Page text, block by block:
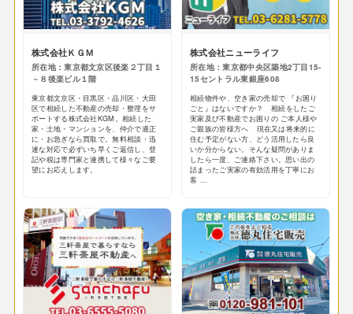
株式会社ＫＧＭ
所在地：東京都文京区後楽２丁目１
－８後楽ビル１階
東京都文京区・目黒区・品川区・大田
区で相続した不動産の売却・整理をサ
ポートする株式会社KGM。相続した
家・土地・マンションを、仲介で適正
に・お急ぎなら買取で。無料相談・迅
速な対応で必ずいち早くご返信し、登
記や税は専門家と連携して様々なご要
望にお応えします。
株式会社ニューライフ
所在地：東京都中央区築地2丁目15-
15セントラル東銀座608
相続物件や、空き家の売却で 『お困り
ごと』はないですか？ 相続をしたご
実家及び不動産でお困りの ご本人様や
ご親族の皆様方へ 現在又は将来的に
住む予定がない方、どう活用したら良
いか分からない。そんな疑問がありま
したら一度、ご連絡下さい。思い出の
詰まったご実家の有効活用を丁寧にお
客 ...